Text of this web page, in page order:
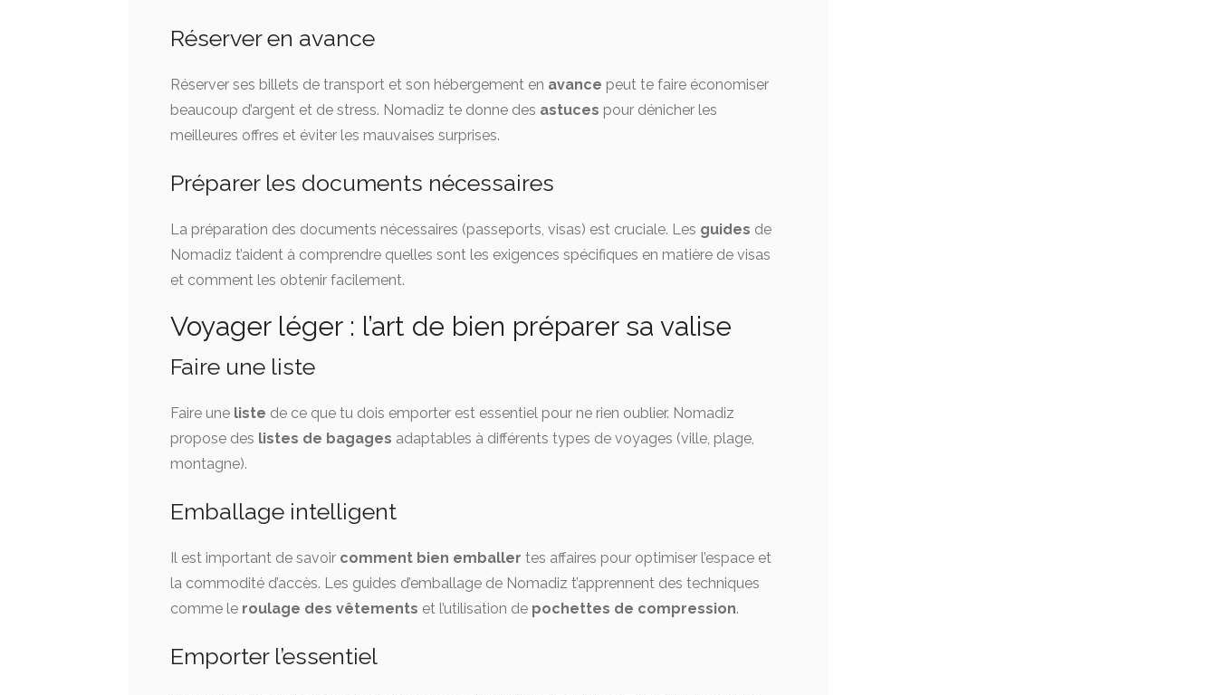
Réserver en avance
Réserver ses billets de transport et son hébergement en avance peut te faire économiser
beaucoup d’argent et de stress. Nomadiz te donne des astuces pour dénicher les
meilleures offres et éviter les mauvaises surprises.
Préparer les documents nécessaires
La préparation des documents nécessaires (passeports, visas) est cruciale. Les guides de
Nomadiz t’aident à comprendre quelles sont les exigences spécifiques en matière de visas
et comment les obtenir facilement.
Voyager léger : l’art de bien préparer sa valise
Faire une liste
Faire une liste de ce que tu dois emporter est essentiel pour ne rien oublier. Nomadiz
propose des listes de bagages adaptables à différents types de voyages (ville, plage,
montagne).
Emballage intelligent
Il est important de savoir comment bien emballer tes affaires pour optimiser l’espace et
la commodité d’accès. Les guides d’emballage de Nomadiz t’apprennent des techniques
comme le roulage des vêtements et l’utilisation de pochettes de compression.
Emporter l’essentiel